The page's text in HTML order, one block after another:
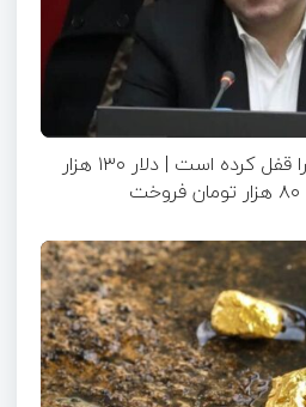
اختلاف نرخ دلار، تجارت را قفل کرده است | دلار ۱۳۰ هزار